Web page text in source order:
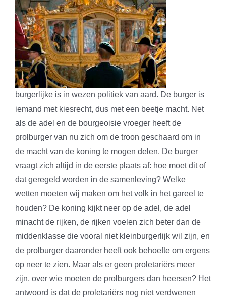
burgerlijke is in wezen politiek van aard. De burger is
iemand met kiesrecht, dus met een beetje macht. Net
als de adel en de bourgeoisie vroeger heeft de
prolburger van nu zich om de troon geschaard om in
de macht van de koning te mogen delen. De burger
vraagt zich altijd in de eerste plaats af: hoe moet dit of
dat geregeld worden in de samenleving? Welke
wetten moeten wij maken om het volk in het gareel te
houden? De koning kijkt neer op de adel, de adel
minacht de rijken, de rijken voelen zich beter dan de
middenklasse die vooral niet kleinburgerlijk wil zijn, en
de prolburger daaronder heeft ook behoefte om ergens
op neer te zien. Maar als er geen proletariërs meer
zijn, over wie moeten de prolburgers dan heersen? Het
antwoord is dat de proletariërs nog niet verdwenen